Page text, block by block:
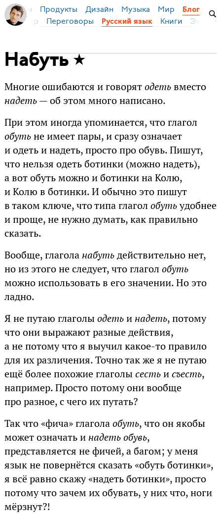
Бирман Продукты Дизайн Музыка Мир Блог
Мир Переговоры Русский язык Книги
Набуть
Многие ошибаются и говорятодетьвместо
надеть— об этом много написано.
При этом иногда упоминается, что глагол
обутьне имеет пары, и сразу означает
и одеть и надеть, просто про обувь. Пишут,
что нельзя одеть ботинки (можно надеть),
а вот обуть можно и ботинки на Колю,
и Колю в ботинки. И обычно это пишут
в таком ключе, что типа глагол обутьудобнее
и проще, не нужно думать, как правильно
сказать.
Вообще, глагола набутьдействительно нет,
но из этого не следует, что глагол обуть
можно использовать в его значении. Но это
ладно.
Я не путаю глаголы одетьи надеть, потому
что они выражают разные действия,
а не потому что я выучил какое-то правило
для их различения. Точно так же я не путаю
ещё более похожие глаголы сестьисъесть,
например. Просто потому они вообще
про разное, с чего их путать?
Так что «фича» глаголаобуть, что он якобы
может означать и надеть обувь,
представляется не фичей, а багом; у меня
язык не повернётся сказать «обуть ботинки»,
я всё равно скажу «надеть ботинки», просто
потому что зачем их обувать, у них что, ноги
мёрзнут?!